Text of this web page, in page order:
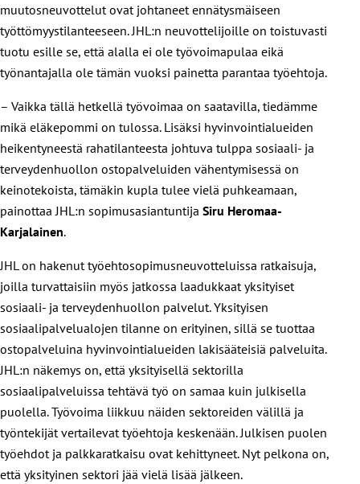
muutosneuvottelut ovat johtaneet ennätysmäiseen
työttömyystilanteeseen. JHL:n neuvottelijoille on toistuvasti
tuotu esille se, että alalla ei ole työvoimapulaa eikä
työnantajalla ole tämän vuoksi painetta parantaa työehtoja.
– Vaikka tällä hetkellä työvoimaa on saatavilla, tiedämme
mikä eläkepommi on tulossa. Lisäksi hyvinvointialueiden
heikentyneestä rahatilanteesta johtuva tulppa sosiaali- ja
terveydenhuollon ostopalveluiden vähentymisessä on
keinotekoista, tämäkin kupla tulee vielä puhkeamaan,
painottaa JHL:n sopimusasiantuntija Siru Heromaa-
Karjalainen.
JHL on hakenut työehtosopimusneuvotteluissa ratkaisuja,
joilla turvattaisiin myös jatkossa laadukkaat yksityiset
sosiaali- ja terveydenhuollon palvelut. Yksityisen
sosiaalipalvelualojen tilanne on erityinen, sillä se tuottaa
ostopalveluina hyvinvointialueiden lakisääteisiä palveluita.
JHL:n näkemys on, että yksityisellä sektorilla
sosiaalipalveluissa tehtävä työ on samaa kuin julkisella
puolella. Työvoima liikkuu näiden sektoreiden välillä ja
työntekijät vertailevat työehtoja keskenään. Julkisen puolen
työehdot ja palkkaratkaisu ovat kehittyneet. Nyt pelkona on,
että yksityinen sektori jää vielä lisää jälkeen.